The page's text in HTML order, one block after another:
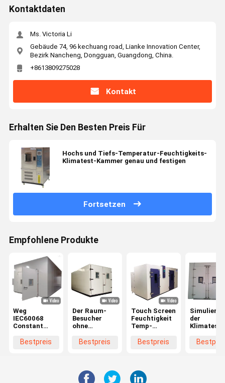
Kontaktdaten
Ms. Victoria Li
Gebäude 74, 96 kechuang road, Lianke Innovation Center,
Bezirk Nancheng, Dongguan, Guangdong, China.
+8613809275028
Kontakt
Erhalten Sie Den Besten Preis Für
Hochs und Tiefs-Temperatur-Feuchtigkeits-
Klimatest-Kammer genau und festigen
Fortsetzen
Empfohlene Produkte
Weg
IEC60068
Constant
And Humidity
Bestpreis
Der Raum-
Besucher
ohne
der konstante
Umgebung die
graue Farbe
Bestpreis
Touch Screen
Feuchtigkeit
Temp-
Test-Raum,
Bestpreis
der
Klimatest-